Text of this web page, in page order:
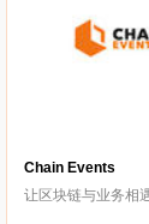
Chain Events
让区块链与业务相遇